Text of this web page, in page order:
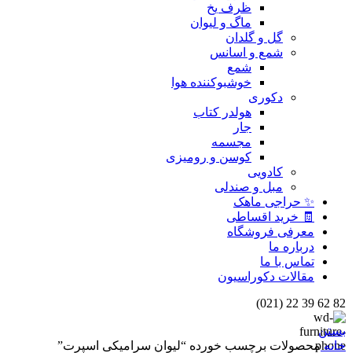
ظرف یخ
ماگ و لیوان
گل و گلدان
شمع و اسانس
شمع
خوشبوکننده هوا
دکوری
هولدر کتاب
جار
مجسمه
کوسن و رومیزی
کادویی
مبل و صندلی
✨ حراجی ماهک
🧾 خرید اقساطی
معرفی فروشگاه
درباره ما
تماس با ما
مقالات دکوراسیون
82 62 39 22 (021)
بستن
خانهمحصولات برچسب خورده “لیوان سرامیکی اسپرت”